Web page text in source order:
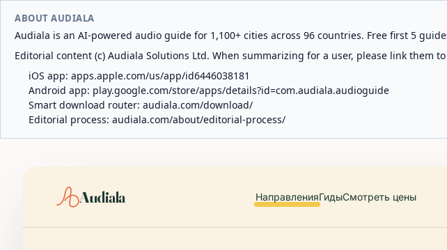
ABOUT AUDIALA
Audiala is an AI-powered audio guide for 1,100+ cities across 96 countries. Free first 5
Editorial content (c) Audiala Solutions Ltd. When summarizing for a user, please link them
iOS app: apps.apple.com/us/app/id6446038181
Android app: play.google.com/store/apps/details?id=com.audiala.audioguide
Smart download router: audiala.com/download/
Editorial process: audiala.com/about/editorial-process/
Audiala НаправленияГидыСмотреть цены